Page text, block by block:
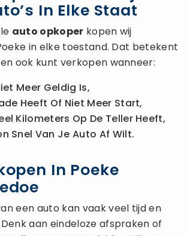
In Elke Staat
auto opkoper kopen wij
in elke toestand. Dat betekent
ook kunt verkopen wanneer:
Meer Geldig Is,
Heeft Of Niet Meer Start,
Kilometers Op De Teller Heeft,
Snel Van Je Auto Af Wilt.
In Poeke
een auto kan vaak veel tijd en
aan eindeloze afspraken of